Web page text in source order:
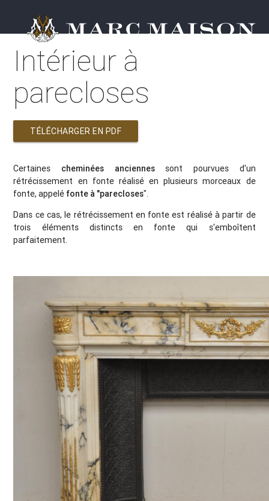
Intérieur à
parecloses
TÉLÉCHARGER EN PDF
Certaines cheminées anciennessont pourvues d'un
rétrécissement en fonte réalisé en plusieurs morceaux de
fonte, appelé fonte à "parecloses".
Dans ce cas, le rétrécissement en fonte est réalisé à partir de
trois éléments distincts en fonte qui s'emboîtent
parfaitement.